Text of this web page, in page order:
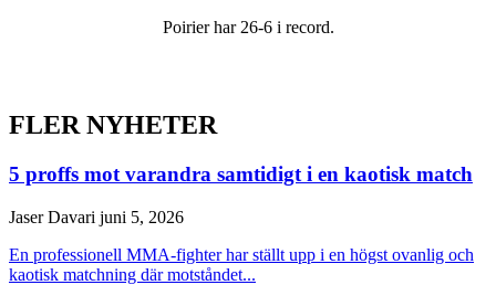
Poirier har 26-6 i record.
FLER NYHETER
5 proffs mot varandra samtidigt i en kaotisk match
Jaser Davari juni 5, 2026
En professionell MMA-fighter har ställt upp i en högst ovanlig och
kaotisk matchning där motståndet...